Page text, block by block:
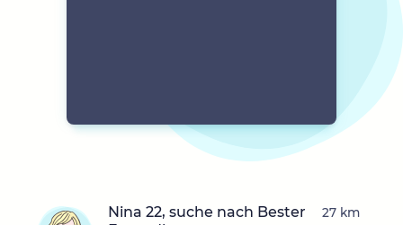
Nina 22, suche nach Bester
27 km